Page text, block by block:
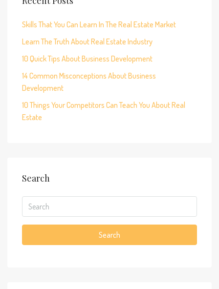
Skills That You Can Learn In The Real Estate Market
Learn The Truth About Real Estate Industry
10 Quick Tips About Business Development
14 Common Misconceptions About Business
Development
10 Things Your Competitors Can Teach You About Real
Estate
Search
Search